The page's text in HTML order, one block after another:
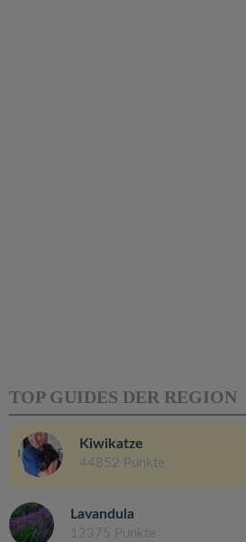
TOP GUIDES DER REGION
Kiwikatze
44852 Punkte
Lavandula
12375 Punkte